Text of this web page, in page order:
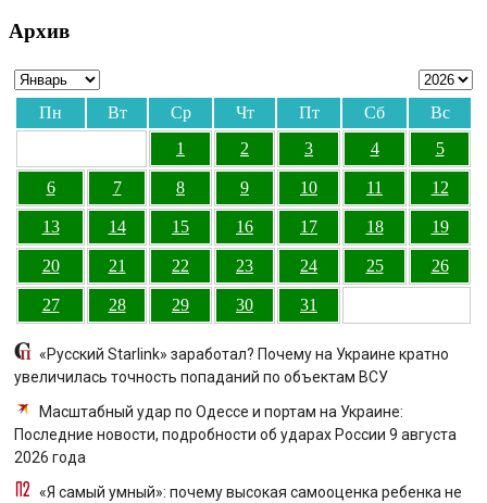
Архив
Пн Вт Ср Чт Пт Сб
Вс
1
2 3 4 5
6 7 8 9 10 11 12
13 14 15 16 17 18 19
20 21 22 23 24 25 26
27 28 29 30 31
«Русский Starlink» заработал? Почему на Украине кратно
увеличилась точность попаданий по объектам ВСУ
Масштабный удар по Одессе и портам на Украине:
Последние новости, подробности об ударах России 9 августа
2026 года
«Я самый умный»: почему высокая самооценка ребенка не